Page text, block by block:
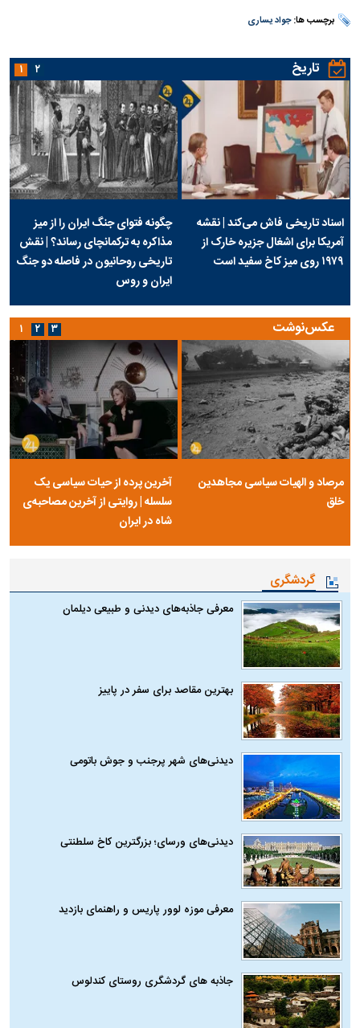
برچسب ها:جواد یساری
تاریخ
اسناد تاریخی فاش می‌کند | نقشه
آمریکا برای اشغال جزیره خارک از
۱۹۷۹ روی میز کاخ سفید است
چگونه فتوای جنگ ایران را از میز
مذاکره به ترکمانچای رساند؟ | نقش
تاریخی روحانیون در فاصله دو جنگ
ایران و روس
۱ ۲
عکس‌نوشت
مرصاد و الهیات سیاسی مجاهدین
خلق
آخرین پرده از حیات سیاسی یک
سلسله | روایتی از آخرین مصاحبه‌ی
شاه در ایران
۱ ۲ ۳
گردشگری
معرفی جاذبه‌های دیدنی و طبیعی دیلمان
بهترین مقاصد برای سفر در پاییز
دیدنی‌های شهر پرجنب و جوش باتومی
دیدنی‌های ورسای؛ بزرگترین کاخ سلطنتی
معرفی موزه لوور پاریس و راهنمای بازدید
جاذبه های گردشگری روستای کندلوس